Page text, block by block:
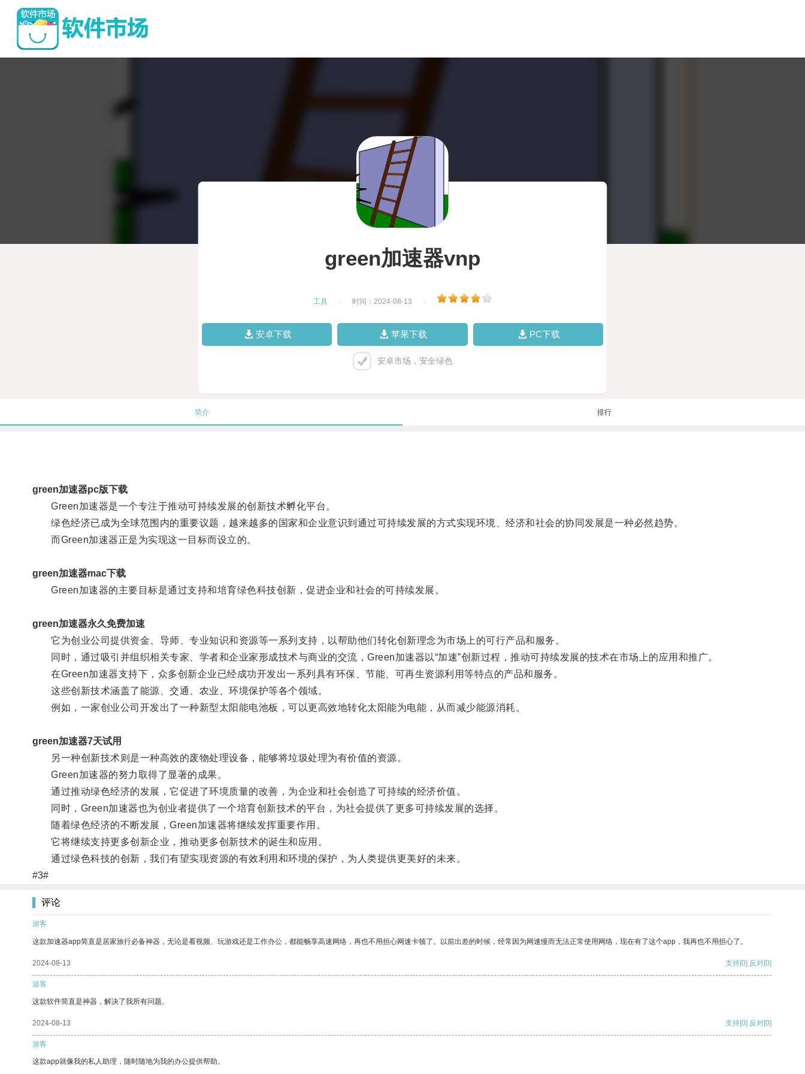
green加速器vnp
工具 时间：2024-08-13
安卓下载 苹果下载 PC下载
安卓市场，安全绿色
简介 排行
green加速器pc版下载
Green加速器是一个专注于推动可持续发展的创新技术孵化平台。
绿色经济已成为全球范围内的重要议题，越来越多的国家和企业意识到通过可持续发展的方式实现环境、经济和社会的协同发展是一种必然趋势。
而Green加速器正是为实现这一目标而设立的。
green加速器mac下载
Green加速器的主要目标是通过支持和培育绿色科技创新，促进企业和社会的可持续发展。
green加速器永久免费加速
它为创业公司提供资金、导师、专业知识和资源等一系列支持，以帮助他们转化创新理念为市场上的可行产品和服务。
同时，通过吸引并组织相关专家、学者和企业家形成技术与商业的交流，Green加速器以“加速”创新过程，推动可持续发展的技术在市场上的应用和推广。
在Green加速器支持下，众多创新企业已经成功开发出一系列具有环保、节能、可再生资源利用等特点的产品和服务。
这些创新技术涵盖了能源、交通、农业、环境保护等各个领域。
例如，一家创业公司开发出了一种新型太阳能电池板，可以更高效地转化太阳能为电能，从而减少能源消耗。
green加速器7天试用
另一种创新技术则是一种高效的废物处理设备，能够将垃圾处理为有价值的资源。
Green加速器的努力取得了显著的成果。
通过推动绿色经济的发展，它促进了环境质量的改善，为企业和社会创造了可持续的经济价值。
同时，Green加速器也为创业者提供了一个培育创新技术的平台，为社会提供了更多可持续发展的选择。
随着绿色经济的不断发展，Green加速器将继续发挥重要作用。
它将继续支持更多创新企业，推动更多创新技术的诞生和应用。
通过绿色科技的创新，我们有望实现资源的有效利用和环境的保护，为人类提供更美好的未来。
#3#
评论
游客
这款加速器app简直是居家旅行必备神器，无论是看视频、玩游戏还是工作办公，都能畅享高速网络，再也不用担心网速卡顿了。以前出差的时候，经常因为网速慢而无法正常使用网络，现在有了这个app，我再也不用担心了。
2024-08-13 支持[0] 反对[0]
游客
这款软件简直是神器，解决了我所有问题。
2024-08-13 支持[0] 反对[0]
游客
这款app就像我的私人助理，随时随地为我的办公提供帮助。